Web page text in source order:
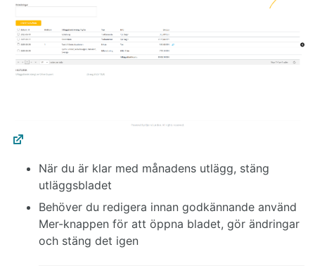
När du är klar med månadens utlägg, stäng
utläggsbladet
Behöver du redigera innan godkännande använd
Mer-knappen för att öppna bladet, gör ändringar
och stäng det igen